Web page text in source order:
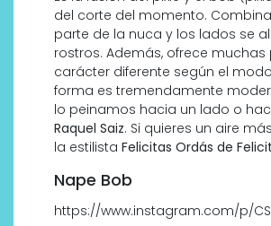
del corte del momento.
parte de la nuca y los lados se
rostros. Además, ofrece
carácter diferente según el
forma es tremendamente
lo peinamos hacia un lado o
Raquel Saiz. Si quieres un aire
la estilista Felicitas Ordás de
Nape Bob
https://www.instagram.com/p/